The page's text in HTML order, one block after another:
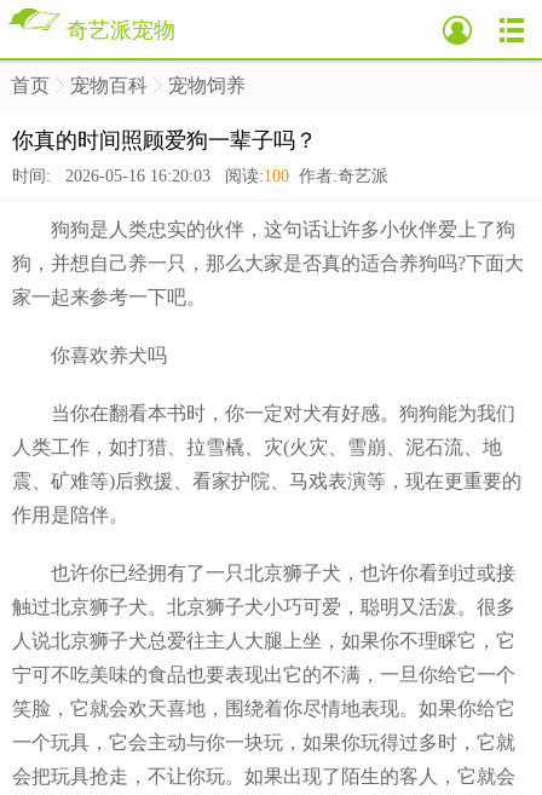
奇艺派宠物
首页 宠物百科 宠物饲养
你真的时间照顾爱狗一辈子吗？
时间: 2026-05-16 16:20:03 阅读:100 作者:奇艺派
狗狗是人类忠实的伙伴，这句话让许多小伙伴爱上了狗
狗，并想自己养一只，那么大家是否真的适合养狗吗?下面大
家一起来参考一下吧。
你喜欢养犬吗
当你在翻看本书时，你一定对犬有好感。狗狗能为我们
人类工作，如打猎、拉雪橇、灾(火灾、雪崩、泥石流、地
震、矿难等)后救援、看家护院、马戏表演等，现在更重要的
作用是陪伴。
也许你已经拥有了一只北京狮子犬，也许你看到过或接
触过北京狮子犬。北京狮子犬小巧可爱，聪明又活泼。很多
人说北京狮子犬总爱往主人大腿上坐，如果你不理睬它，它
宁可不吃美味的食品也要表现出它的不满，一旦你给它一个
笑脸，它就会欢天喜地，围绕着你尽情地表现。如果你给它
一个玩具，它会主动与你一块玩，如果你玩得过多时，它就
会把玩具抢走，不让你玩。如果出现了陌生的客人，它就会